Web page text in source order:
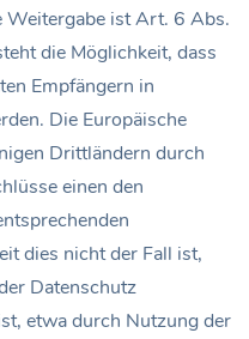
Weitergabe ist Art. 6 Abs.
die Möglichkeit, dass
Empfängern in
Die Europäische
Drittländern durch
einen den
dies nicht der Fall ist,
Datenschutz
etwa durch Nutzung der